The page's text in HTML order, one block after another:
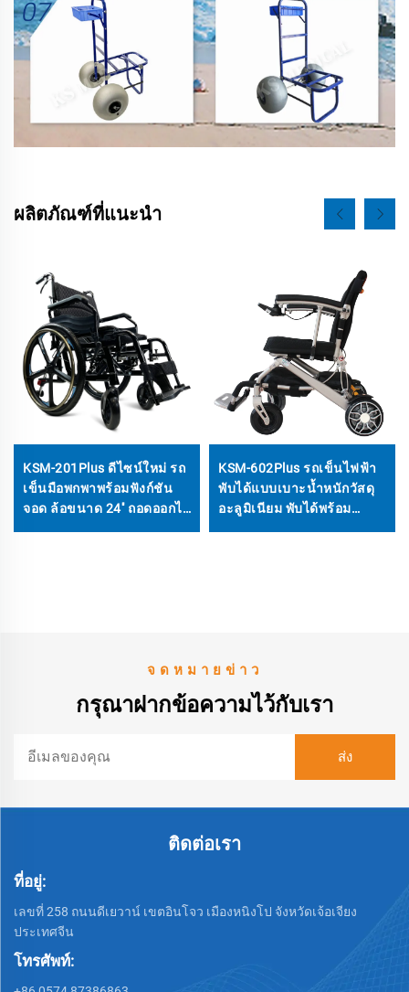
ผลิตภัณฑ์ที่แนะนำ
KSM-201Plus ดีไซน์ใหม่ รถ
เข็นมือพกพาพร้อมฟังก์ชัน
จอด ล้อขนาด 24'' ถอดออกได้
KSM-602Plus รถเข็นไฟฟ้า
พับได้แบบเบาะน้ำหนักวัสดุ
อะลูมิเนียม พับได้พร้อม
จดหมายข่าว
กรุณาฝากข้อความไว้กับเรา
ติดต่อเรา
ที่อยู่:
เลขที่ 258 ถนนดีเยวาน์ เขตอินโจว เมืองหนิงโป จังหวัดเจ้อเจียง
ประเทศจีน
โทรศัพท์: